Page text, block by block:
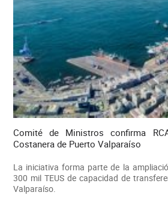
Comité de Ministros confirma
Costanera de Puerto Valparaíso
La iniciativa forma parte de la
300 mil TEUS de capacidad de
Valparaíso.